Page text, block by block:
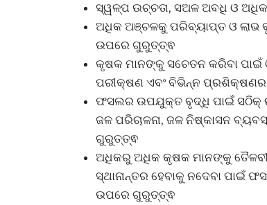
ସ୍ୱଳ୍ପ ଉଚ୍ଚତା, ସଅଳ ଅବଧି ଓ
ଅଧିକ ଅଞ୍ଚଳକୁ ପରିବ୍ୟାପ୍ତ ଓ ଲାଭ
ଉପରେ ଗୁରୁତ୍ତ୍ଵ
କୃଷକ ମାନଙ୍କୁ ସଚେତନ କରିବା ପାଇଁ
ପରୀକ୍ଷଣ ଏବଂ ବିଭିନ୍ନ
ଫସଲର ଉପଯୁକ୍ତ ବୃଦ୍ଧି ପାଇଁ ସଠିକ୍
ଜଳ ପରିଚାଳନା, ଜଳ ନିଷ୍କାସନ
ଗୁରୁତ୍ତ୍ଵ
ଅଧିକରୁ ଅଧିକ କୃଷକ ମାନଙ୍କୁ
ସ୍ଥାନାନ୍ତର ହେବାକୁ ନଦେବା ପାଇଁ
ଉପରେ ଗୁରୁତ୍ତ୍ଵ